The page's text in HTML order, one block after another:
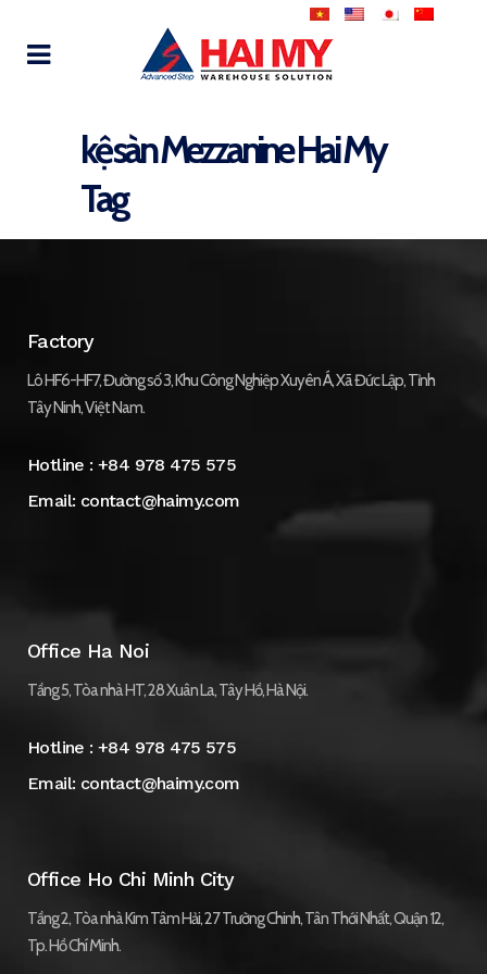
kệ sàn Mezzanine Hai My
Tag
Factory
Lô HF6-HF7, Đường số 3, Khu Công Nghiệp Xuyên Á, Xã Đức Lập, Tỉnh
Tây Ninh, Việt Nam.
Hotline :+84 978 475 575
Email: contact@haimy.com
Office Ha Noi
Tầng 5, Tòa nhà HT, 28 Xuân La, Tây Hồ, Hà Nội.
Hotline :+84 978 475 575
Email: contact@haimy.com
Office Ho Chi Minh City
Tầng 2, Tòa nhà Kim Tâm Hải, 27 Trường Chinh, Tân Thới Nhất, Quận 12,
Tp. Hồ Chí Minh.